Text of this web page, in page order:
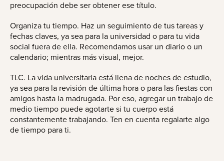
preocupación debe ser obtener ese título.
Organiza tu tiempo. Haz un seguimiento de tus tareas y
fechas claves, ya sea para la universidad o para tu vida
social fuera de ella. Recomendamos usar un diario o un
calendario; mientras más visual, mejor.
TLC. La vida universitaria está llena de noches de estudio,
ya sea para la revisión de última hora o para las fiestas con
amigos hasta la madrugada. Por eso, agregar un trabajo de
medio tiempo puede agotarte si tu cuerpo está
constantemente trabajando. Ten en cuenta regalarte algo
de tiempo para ti.